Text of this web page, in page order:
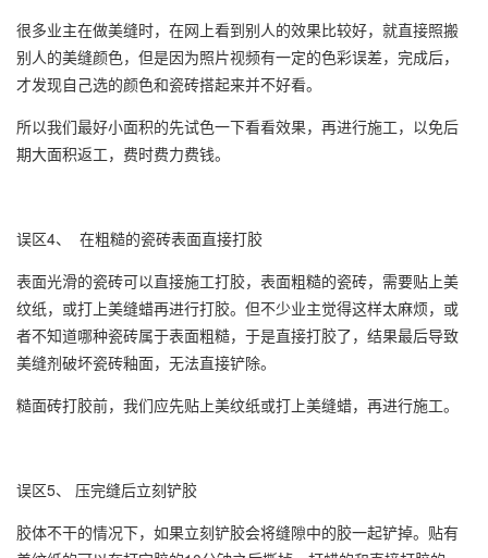
很多业主在做美缝时，在网上看到别人的效果比较好，就直接照搬
别人的美缝颜色，但是因为照片视频有一定的色彩误差，完成后，
才发现自己选的颜色和瓷砖搭起来并不好看。
所以我们最好小面积的先试色一下看看效果，再进行施工，以免后
期大面积返工，费时费力费钱。
误区4、 在粗糙的瓷砖表面直接打胶
表面光滑的瓷砖可以直接施工打胶，表面粗糙的瓷砖，需要贴上美
纹纸，或打上美缝蜡再进行打胶。但不少业主觉得这样太麻烦，或
者不知道哪种瓷砖属于表面粗糙，于是直接打胶了，结果最后导致
美缝剂破坏瓷砖釉面，无法直接铲除。
糙面砖打胶前，我们应先贴上美纹纸或打上美缝蜡，再进行施工。
误区5、 压完缝后立刻铲胶
胶体不干的情况下，如果立刻铲胶会将缝隙中的胶一起铲掉。贴有